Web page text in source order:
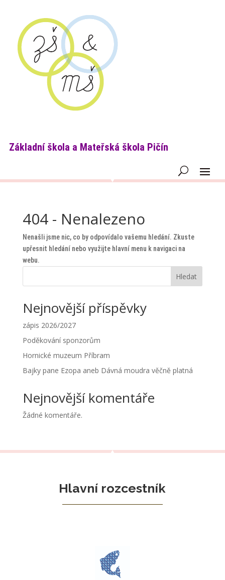
Základní škola a Mateřská škola Pičín
404 - Nenalezeno
Nenašli jsme nic, co by odpovídalo vašemu hledání. Zkuste
upřesnit hledání nebo využijte hlavní menu k navigaci na
webu.
Hledat
Nejnovější příspěvky
zápis 2026/2027
Poděkování sponzorům
Hornické muzeum Příbram
Bajky pane Ezopa aneb Dávná moudra věčně platná
Nejnovější komentáře
Žádné komentáře.
Hlavní rozcestník